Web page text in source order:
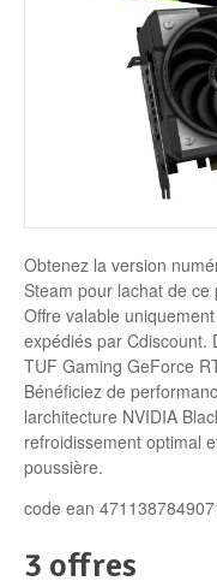
Obtenez la version
Steam pour lachat de
Offre valable
expédiés par Cdiscount.
TUF Gaming GeForce
Bénéficiez de
larchitecture NVIDIA
refroidissement optimal
poussière.
code ean
3 offres